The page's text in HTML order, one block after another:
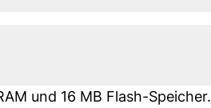
und 16 MB Flash-Speicher.